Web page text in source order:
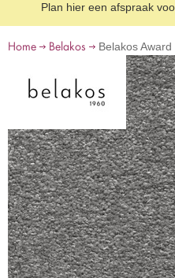
Plan hier een afspraak
Home Belakos Belakos